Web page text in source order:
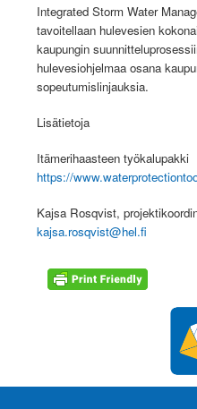
Integrated Storm Water
tavoitellaan hulevesien
kaupungin
hulevesiohjelmaa osana
sopeutumislinjauksia.
Lisätietoja
Itämerihaasteen työkalupakki
https://
Kajsa Rosqvist,
kajsa.rosqvist@hel.fi